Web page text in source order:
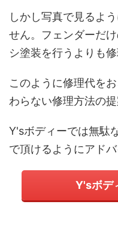
しかし写真で見るよ
せん。フェンダーだ
シ塗装を行うよりも
このように修理代を
わらない修理方法の提
Y'sボディーでは無駄
で頂けるようにアド
Y'sボデ